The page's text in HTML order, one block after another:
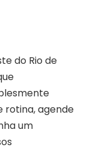
do Rio de
rotina, agende
um